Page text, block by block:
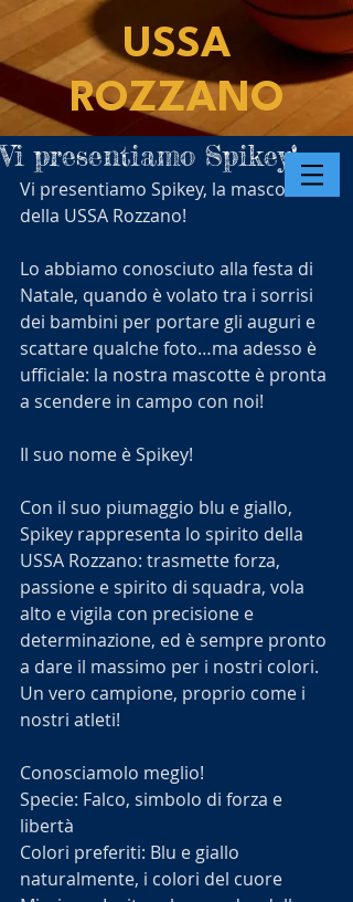
USSA
ROZZANO
Vi presentiamo Spikey!
Vi presentiamo Spikey, la mascotte
della USSA Rozzano!
Lo abbiamo conosciuto alla festa di
Natale, quando è volato tra i sorrisi
dei bambini per portare gli auguri e
scattare qualche foto…ma adesso è
ufficiale: la nostra mascotte è pronta
a scendere in campo con noi!
Il suo nome è Spikey!
Con il suo piumaggio blu e giallo,
Spikey rappresenta lo spirito della
USSA Rozzano: trasmette forza,
passione e spirito di squadra, vola
alto e vigila con precisione e
determinazione, ed è sempre pronto
a dare il massimo per i nostri colori.
Un vero campione, proprio come i
nostri atleti!
Conosciamolo meglio!
Specie: Falco, simbolo di forza e
libertà
Colori preferiti: Blu e giallo
naturalmente, i colori del cuore